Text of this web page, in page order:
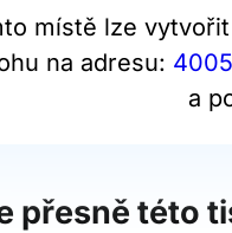
místě lze
na adresu:
a
přesně této